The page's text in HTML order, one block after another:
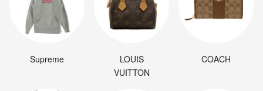
Supreme
LOUIS
VUITTON
COACH